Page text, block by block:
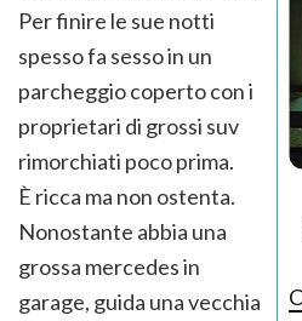
Per finire le sue notti
spesso fa sesso in un
parcheggio coperto con i
proprietari di grossi suv
rimorchiati poco prima.
È ricca ma non ostenta.
Nonostante abbia una
grossa mercedes in
garage, guida una vecchia